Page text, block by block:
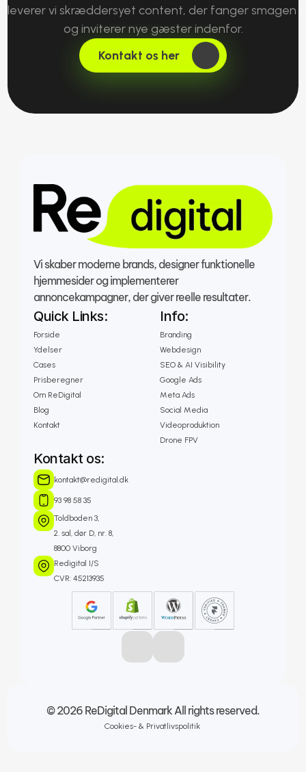
leverer vi skræddersyet content, der fanger smagen
og inviterer nye gæster indenfor.
Kontakt os her
Vi skaber moderne brands, designer funktionelle
hjemmesider og implementerer
annoncekampagner, der giver reelle resultater.
Quick Links:
Forside
Ydelser
Cases
Prisberegner
Om ReDigital
Blog
Kontakt
Info:
Branding
Webdesign
SEO & AI Visibility
Google Ads
Meta Ads
Social Media
Videoproduktion
Drone FPV
Kontakt os:
kontakt@redigital.dk
93 98 58 35
Toldboden 3,
2. sal, dør D, nr. 8,
8800 Viborg
Redigital I/S
CVR: 45213935
© 2026 ReDigital Denmark All rights reserved.
Cookies- & Privatlivspolitik